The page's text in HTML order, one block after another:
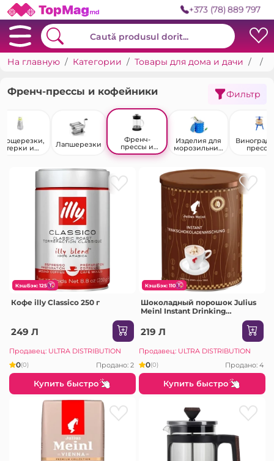
+373 (78) 889 797
На главную Категории Товары для дома и дачи
Френч-прессы и кофейники Фильтр
терки и
Лапшерезки
Френч-
прессы и
кофейники
Изделия для
морозильник
прессы
КэшБэк: 125
Кофе illy Classico 250 г
249 Л
Продавец: ULTRA DISTRIBUTION
0(0) Продано: 2
Купить быстро
КэшБэк: 110
Шоколадный порошок Julius
Meinl Instant Drinking
219 Л
Продавец: ULTRA DISTRIBUTION
0(0) Продано: 4
Купить быстро